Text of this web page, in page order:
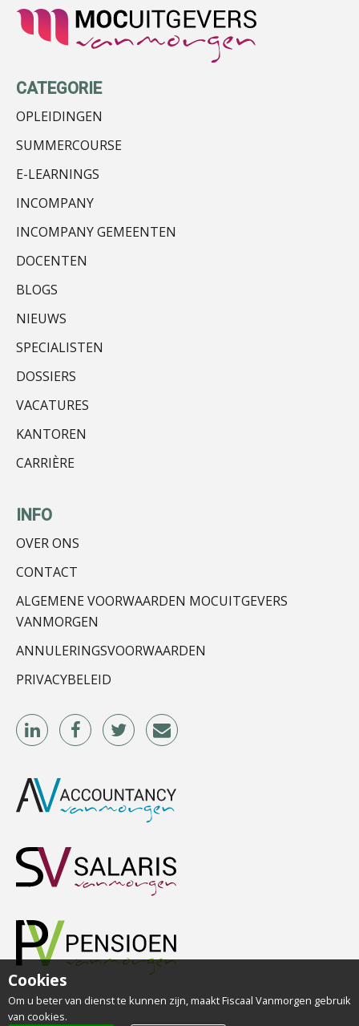
Kirsten Roskam
Aimée van der Paardt
Roger van de Berg
CATEGORIE
OPLEIDINGEN
SUMMERCOURSE
E-LEARNINGS
INCOMPANY
INCOMPANY GEMEENTEN
DOCENTEN
BLOGS
NIEUWS
SPECIALISTEN
DOSSIERS
VACATURES
KANTOREN
CARRIÈRE
INFO
OVER ONS
CONTACT
ALGEMENE VOORWAARDEN MOCUITGEVERS
VANMORGEN
ANNULERINGSVOORWAARDEN
PRIVACYBELEID
Cookies
Om u beter van dienst te kunnen zijn, maakt Fiscaal Vanmorgen gebruik
van cookies.